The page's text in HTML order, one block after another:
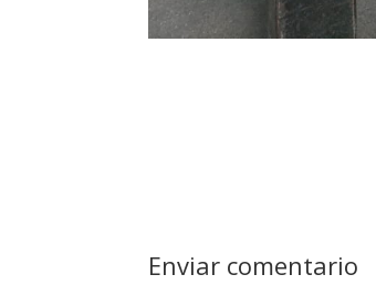
Enviar comentario